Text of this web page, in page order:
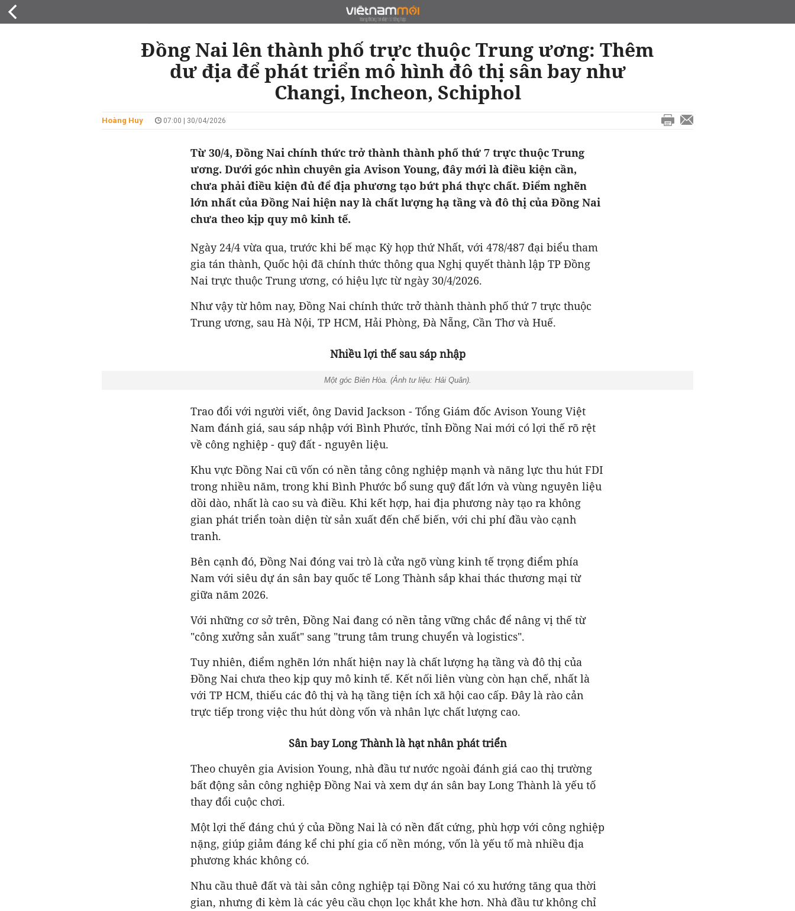
Đồng Nai lên thành phố trực thuộc Trung ương: Thêm
dư địa để phát triển mô hình đô thị sân bay như
Changi, Incheon, Schiphol
Hoàng Huy 07:00 | 30/04/2026
Từ 30/4, Đồng Nai chính thức trở thành thành phố thứ 7 trực thuộc Trung
ương. Dưới góc nhìn chuyên gia Avison Young, đây mới là điều kiện cần,
chưa phải điều kiện đủ để địa phương tạo bứt phá thực chất. Điểm nghẽn
lớn nhất của Đồng Nai hiện nay là chất lượng hạ tầng và đô thị của Đồng Nai
chưa theo kịp quy mô kinh tế.
Ngày 24/4 vừa qua, trước khi bế mạc Kỳ họp thứ Nhất, với 478/487 đại biểu tham
gia tán thành, Quốc hội đã chính thức thông qua Nghị quyết thành lập TP Đồng
Nai trực thuộc Trung ương, có hiệu lực từ ngày 30/4/2026.
Như vậy từ hôm nay, Đồng Nai chính thức trở thành thành phố thứ 7 trực thuộc
Trung ương, sau Hà Nội, TP HCM, Hải Phòng, Đà Nẵng, Cần Thơ và Huế.
Nhiều lợi thế sau sáp nhập
Một góc Biên Hòa. (Ảnh tư liệu: Hải Quân).
Trao đổi với người viết, ông David Jackson - Tổng Giám đốc Avison Young Việt
Nam đánh giá, sau sáp nhập với Bình Phước, tỉnh Đồng Nai mới có lợi thế rõ rệt
về công nghiệp - quỹ đất - nguyên liệu.
Khu vực Đồng Nai cũ vốn có nền tảng công nghiệp mạnh và năng lực thu hút FDI
trong nhiều năm, trong khi Bình Phước bổ sung quỹ đất lớn và vùng nguyên liệu
dồi dào, nhất là cao su và điều. Khi kết hợp, hai địa phương này tạo ra không
gian phát triển toàn diện từ sản xuất đến chế biến, với chi phí đầu vào cạnh
tranh.
Bên cạnh đó, Đồng Nai đóng vai trò là cửa ngõ vùng kinh tế trọng điểm phía
Nam với siêu dự án sân bay quốc tế Long Thành sắp khai thác thương mại từ
giữa năm 2026.
Với những cơ sở trên, Đồng Nai đang có nền tảng vững chắc để nâng vị thế từ
"công xưởng sản xuất" sang "trung tâm trung chuyển và logistics".
Tuy nhiên, điểm nghẽn lớn nhất hiện nay là chất lượng hạ tầng và đô thị của
Đồng Nai chưa theo kịp quy mô kinh tế. Kết nối liên vùng còn hạn chế, nhất là
với TP HCM, thiếu các đô thị và hạ tầng tiện ích xã hội cao cấp. Đây là rào cản
trực tiếp trong việc thu hút dòng vốn và nhân lực chất lượng cao.
Sân bay Long Thành là hạt nhân phát triển
Theo chuyên gia Avision Young, nhà đầu tư nước ngoài đánh giá cao thị trường
bất động sản công nghiệp Đồng Nai và xem dự án sân bay Long Thành là yếu tố
thay đổi cuộc chơi.
Một lợi thế đáng chú ý của Đồng Nai là có nền đất cứng, phù hợp với công nghiệp
nặng, giúp giảm đáng kể chi phí gia cố nền móng, vốn là yếu tố mà nhiều địa
phương khác không có.
Nhu cầu thuê đất và tài sản công nghiệp tại Đồng Nai có xu hướng tăng qua thời
gian, nhưng đi kèm là các yêu cầu chọn lọc khắt khe hơn. Nhà đầu tư không chỉ